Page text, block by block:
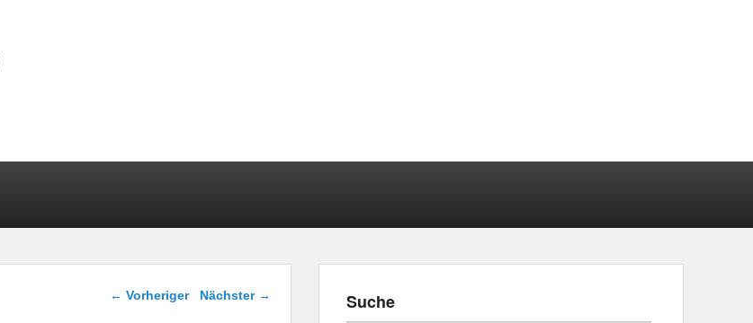
Beitragsnavigation
← Vorheriger Nächster → Suche